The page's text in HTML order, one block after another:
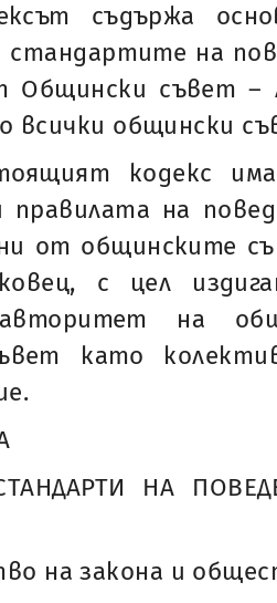
съдържа
стандартите на
Общински съвет –
всички общински
кодекс
правилата на
от общинските
с цел
на
като
НА
на закона и